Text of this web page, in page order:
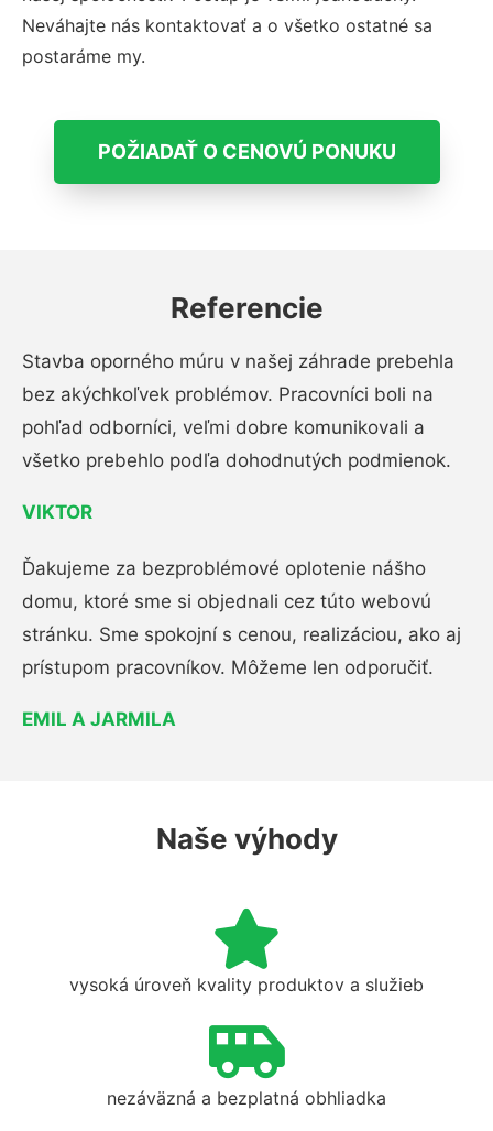
Neváhajte nás kontaktovať a o všetko ostatné sa
postaráme my.
POŽIADAŤ O CENOVÚ PONUKU
Referencie
Stavba oporného múru v našej záhrade prebehla
bez akýchkoľvek problémov. Pracovníci boli na
pohľad odborníci, veľmi dobre komunikovali a
všetko prebehlo podľa dohodnutých podmienok.
VIKTOR
Ďakujeme za bezproblémové oplotenie nášho
domu, ktoré sme si objednali cez túto webovú
stránku. Sme spokojní s cenou, realizáciou, ako aj
prístupom pracovníkov. Môžeme len odporučiť.
EMIL A JARMILA
Naše výhody
vysoká úroveň kvality produktov a služieb
nezáväzná a bezplatná obhliadka